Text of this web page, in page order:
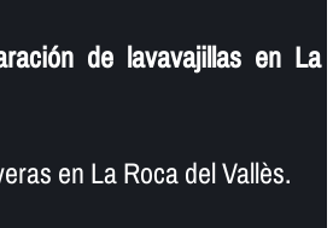
de lavavajillas en La
en La Roca del Vallès.